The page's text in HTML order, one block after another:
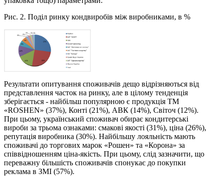
Рис. 2. Поділ ринку кондвиробів між виробниками, в %
Результати опитування споживачів дещо відрізняються від
представлення часток на ринку, але в цілому тенденція
зберігається - найбільш популярною є продукція ТМ
«ROSHEN» (37%), Конті (21%), АВК (14%), Світоч (12%).
При цьому, український споживач обирає кондитерські
вироби за трьома ознаками: смакові якості (31%), ціна (26%),
репутація виробника (30%). Найбільшу лояльність мають
споживачі до торгових марок «Рошен» та «Корона» за
співвідношенням ціна-якість. При цьому, слід зазначити, що
переважну більшість споживачів спонукає до покупки
реклама в ЗМІ (57%).